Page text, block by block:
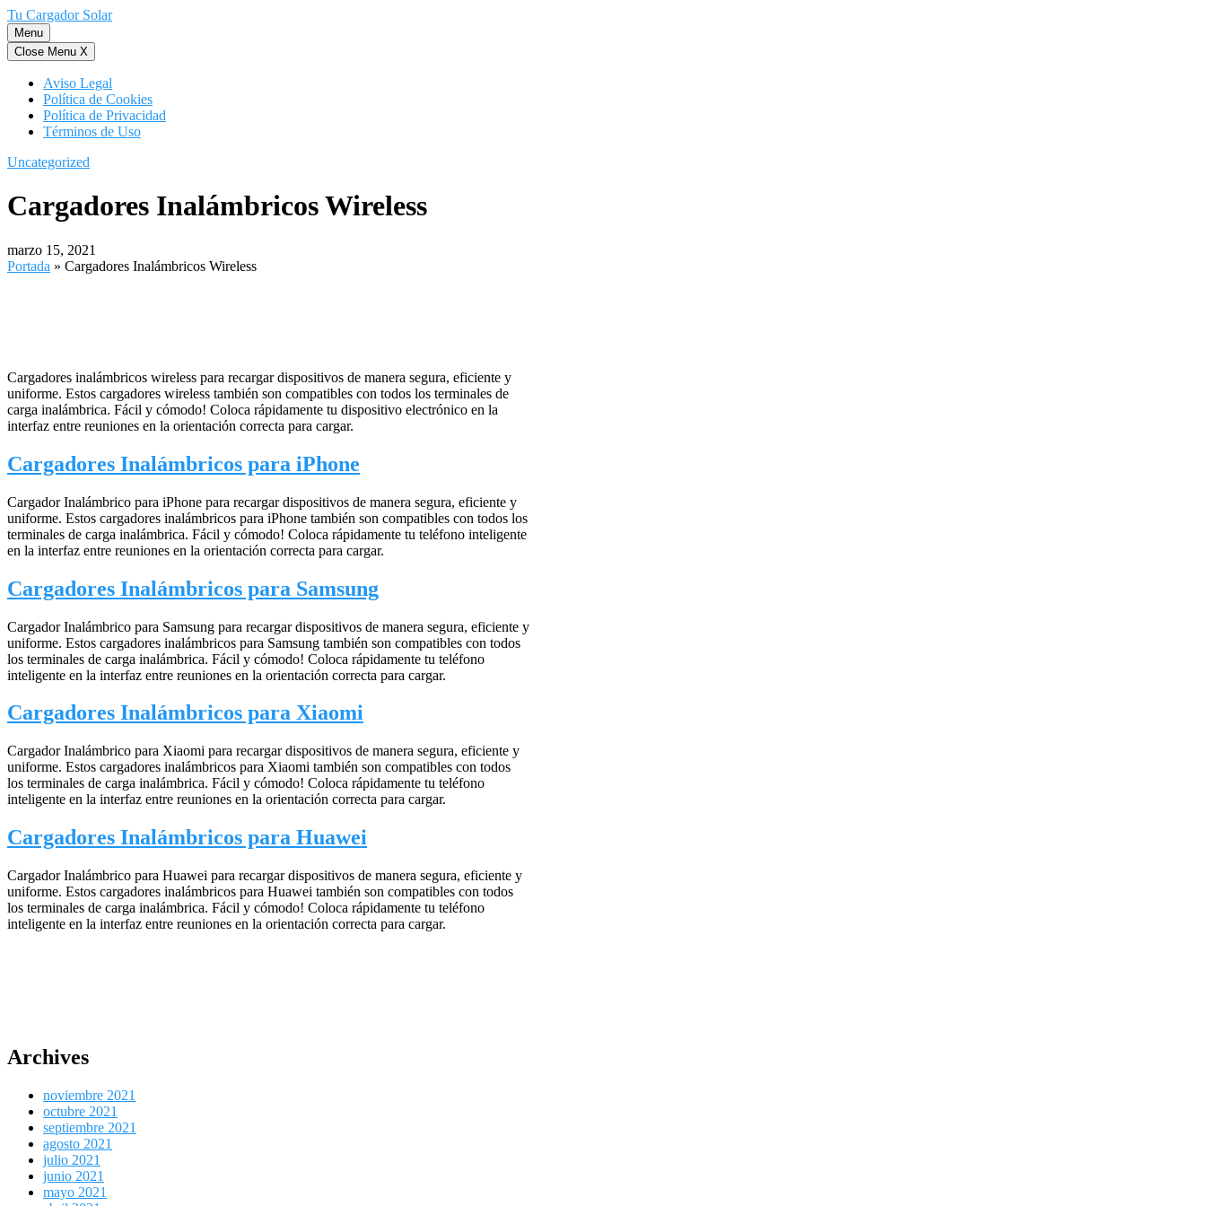
Saltar
al
contenido
Tu Cargador Solar
Menu
Close Menu X
Aviso Legal
Política de Cookies
Política de Privacidad
Términos de Uso
Uncategorized
Cargadores Inalámbricos Wireless
marzo 15, 2021
Portada » Cargadores Inalámbricos Wireless
Cargadores inalámbricos wireless para recargar dispositivos de manera segura, eficiente y
uniforme. Estos cargadores wireless también son compatibles con todos los terminales de
carga inalámbrica. Fácil y cómodo! Coloca rápidamente tu dispositivo electrónico en la
interfaz entre reuniones en la orientación correcta para cargar.
Cargadores Inalámbricos para iPhone
Cargador Inalámbrico para iPhone para recargar dispositivos de manera segura, eficiente y
uniforme. Estos cargadores inalámbricos para iPhone también son compatibles con todos los
terminales de carga inalámbrica. Fácil y cómodo! Coloca rápidamente tu teléfono inteligente
en la interfaz entre reuniones en la orientación correcta para cargar.
Cargadores Inalámbricos para Samsung
Cargador Inalámbrico para Samsung para recargar dispositivos de manera segura, eficiente y
uniforme. Estos cargadores inalámbricos para Samsung también son compatibles con todos
los terminales de carga inalámbrica. Fácil y cómodo! Coloca rápidamente tu teléfono
inteligente en la interfaz entre reuniones en la orientación correcta para cargar.
Cargadores Inalámbricos para Xiaomi
Cargador Inalámbrico para Xiaomi para recargar dispositivos de manera segura, eficiente y
uniforme. Estos cargadores inalámbricos para Xiaomi también son compatibles con todos
los terminales de carga inalámbrica. Fácil y cómodo! Coloca rápidamente tu teléfono
inteligente en la interfaz entre reuniones en la orientación correcta para cargar.
Cargadores Inalámbricos para Huawei
Cargador Inalámbrico para Huawei para recargar dispositivos de manera segura, eficiente y
uniforme. Estos cargadores inalámbricos para Huawei también son compatibles con todos
los terminales de carga inalámbrica. Fácil y cómodo! Coloca rápidamente tu teléfono
inteligente en la interfaz entre reuniones en la orientación correcta para cargar.
Archives
noviembre 2021
octubre 2021
septiembre 2021
agosto 2021
julio 2021
junio 2021
mayo 2021